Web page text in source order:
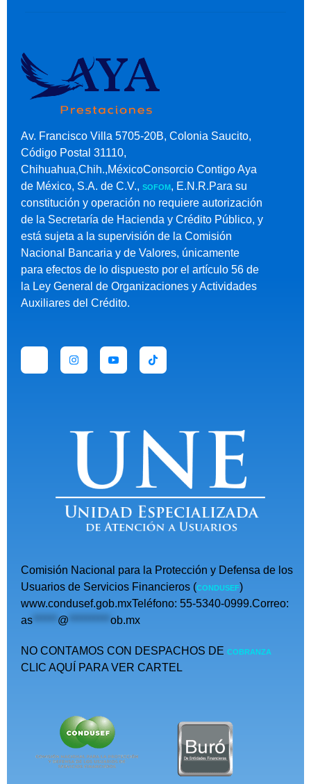
Av. Francisco Villa 5705-20B, Colonia Saucito,
Código Postal 31110,
Chihuahua,Chih.,MéxicoConsorcio Contigo Aya
de México, S.A. de C.V., SOFOM, E.N.R.Para su
constitución y operación no requiere autorización
de la Secretaría de Hacienda y Crédito Público, y
está sujeta a la supervisión de la Comisión
Nacional Bancaria y de Valores, únicamente
para efectos de lo dispuesto por el artículo 56 de
la Ley General de Organizaciones y Actividades
Auxiliares del Crédito.
Comisión Nacional para la Protección y Defensa de los
Usuarios de Servicios Financieros (CONDUSEF)
www.condusef.gob.mxTeléfono: 55-5340-0999.Correo:
as ****** @ ********** ob.mx
NO CONTAMOS CON DESPACHOS DE COBRANZA
CLIC AQUÍ PARA VER CARTEL